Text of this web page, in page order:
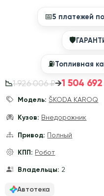
📅5 платежей
🛡
⛽️Топливная
📉1 926 006 ₽→1 504
Модель: ŠKODA KAROQ
Кузов: Внедорожник
Привод: Полный
КПП: Робот
Владельцы: 2
Автотека